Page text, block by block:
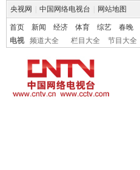
央视网 中国网络电视台 网站地图
首页 新闻 经济 体育 综艺 春晚
电视
频道大全 栏目大全 节目大全